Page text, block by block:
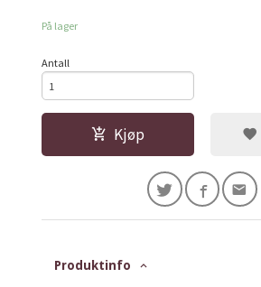
På lager
Antall
Kjøp
Produktinfo